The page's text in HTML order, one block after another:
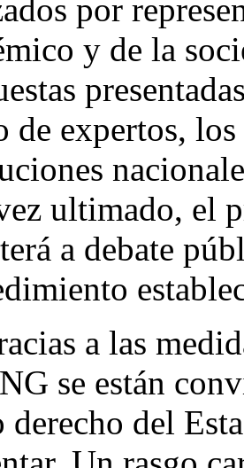
por
y de la
de expertos,
ultimado, el
a debate
a las
se están
derecho del